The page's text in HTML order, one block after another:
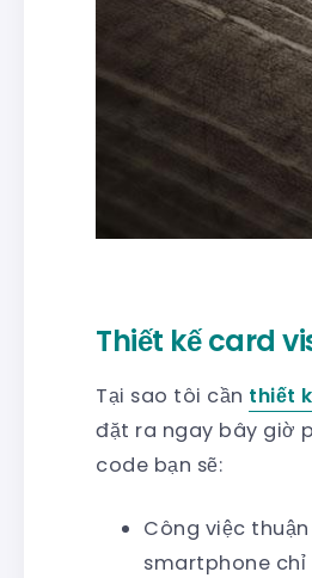
Thiết kế card
Tại sao tôi cần thiết
đặt ra ngay bây giờ
code bạn sẽ:
Công việc
smartphone